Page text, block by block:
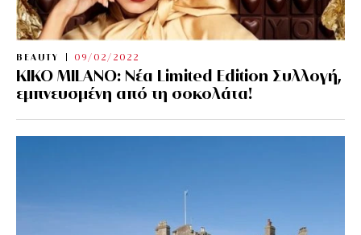
BEAUTY 09/02/2022
KIKO MILANO: Νέα Limited Edition Συλλογή,
εμπνευσμένη από τη σοκολάτα!